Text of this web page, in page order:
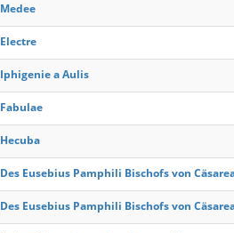
Medee
Electre
Iphigenie a Aulis
Fabulae
Hecuba
Des Eusebius Pamphili Bischofs von
Des Eusebius Pamphili Bischofs von